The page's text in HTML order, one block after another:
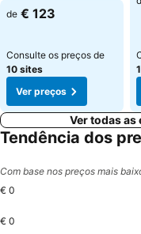
Ver preços
de € 123
Consulte os preços de
10 sites
Ver preços
Ver todas as
Tendência dos
Com base nos preços mais
€ 0
€ 0